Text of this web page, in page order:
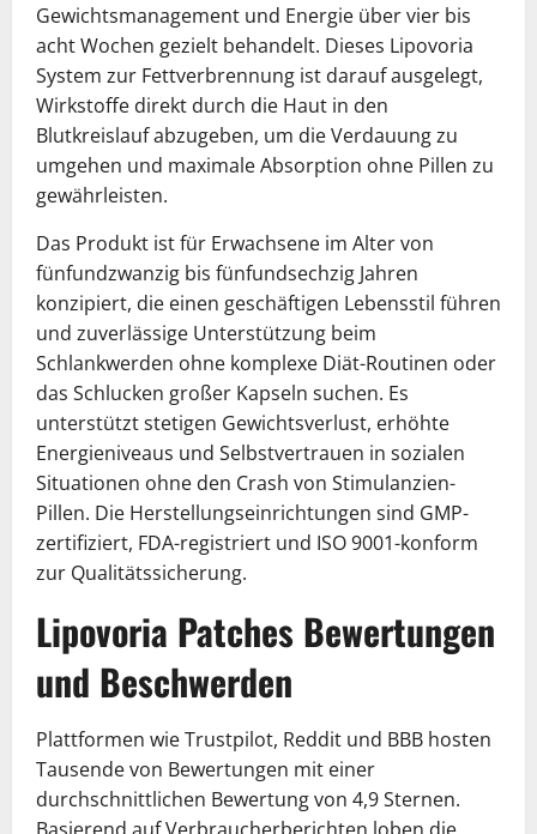
Gewichtsmanagement und Energie über vier bis
acht Wochen gezielt behandelt. Dieses Lipovoria
System zur Fettverbrennung ist darauf ausgelegt,
Wirkstoffe direkt durch die Haut in den
Blutkreislauf abzugeben, um die Verdauung zu
umgehen und maximale Absorption ohne Pillen zu
gewährleisten.
Das Produkt ist für Erwachsene im Alter von
fünfundzwanzig bis fünfundsechzig Jahren
konzipiert, die einen geschäftigen Lebensstil führen
und zuverlässige Unterstützung beim
Schlankwerden ohne komplexe Diät-Routinen oder
das Schlucken großer Kapseln suchen. Es
unterstützt stetigen Gewichtsverlust, erhöhte
Energieniveaus und Selbstvertrauen in sozialen
Situationen ohne den Crash von Stimulanzien-
Pillen. Die Herstellungseinrichtungen sind GMP-
zertifiziert, FDA-registriert und ISO 9001-konform
zur Qualitätssicherung.
Lipovoria Patches Bewertungen
und Beschwerden
Plattformen wie Trustpilot, Reddit und BBB hosten
Tausende von Bewertungen mit einer
durchschnittlichen Bewertung von 4,9 Sternen.